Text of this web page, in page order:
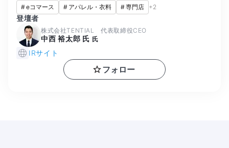
#eコマース # アパレル・衣料 #専門店 +2
登壇者
株式会社TENTIAL 代表取締役CEO
中西 裕太郎 氏 氏
IRサイト
フォロー